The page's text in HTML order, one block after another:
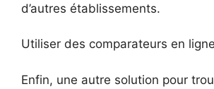
d’autres établissements.
Utiliser des comparateurs en ligne
Enfin, une autre solution pour